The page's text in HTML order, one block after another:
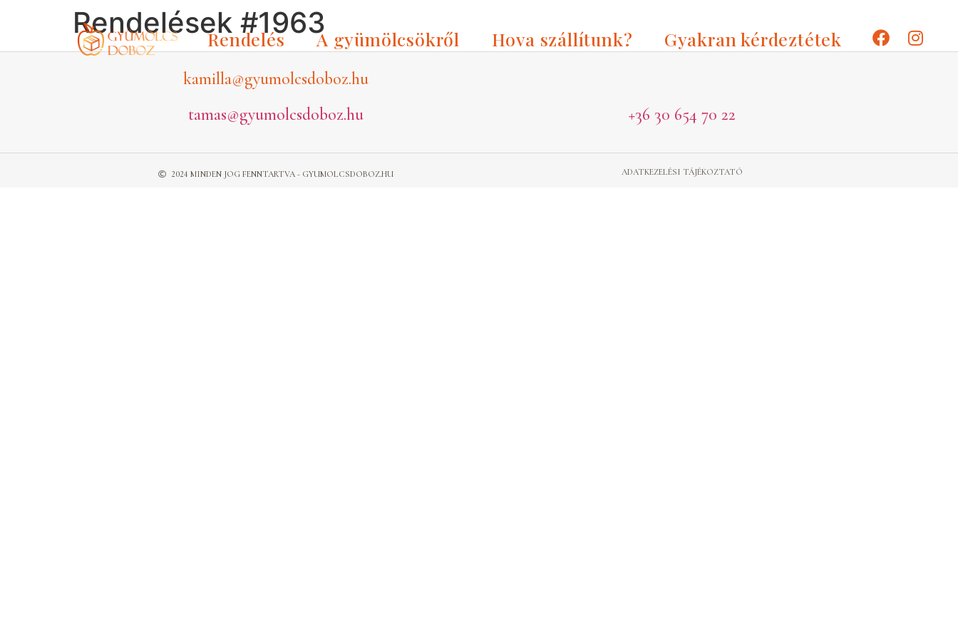
Rendelés A gyümölcsökről Hova szállítunk? Gyakran kérdeztétek
Rendelések #1963
kamilla@gyumolcsdoboz.hu
tamas@gyumolcsdoboz.hu
+36 30 654 70 22
2024 MINDEN JOG FENNTARTVA - GYUMOLCSDOBOZ.HU ADATKEZELÉSI TÁJÉKOZTATÓ